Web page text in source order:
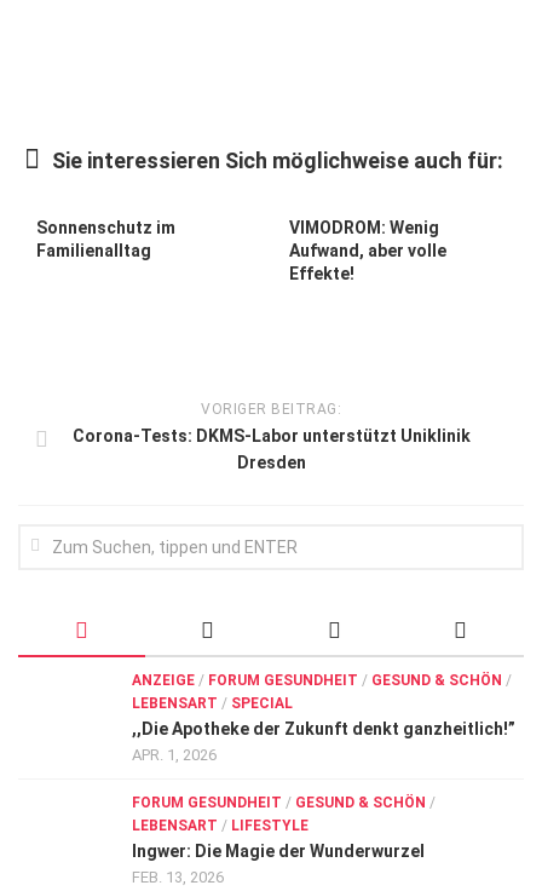
Forum Gesundheit
Hören
Sie interessieren Sich möglichweise auch für:
Sonnenschutz im
Familienalltag
VIMODROM: Wenig
Aufwand, aber volle
Effekte!
VORIGER BEITRAG:
Corona-Tests: DKMS-Labor unterstützt Uniklinik
Dresden
ANZEIGE / FORUM GESUNDHEIT / GESUND & SCHÖN /
LEBENSART / SPECIAL
,,Die Apotheke der Zukunft denkt ganzheitlich!”
APR. 1, 2026
FORUM GESUNDHEIT / GESUND & SCHÖN /
LEBENSART / LIFESTYLE
Ingwer: Die Magie der Wunderwurzel
FEB. 13, 2026